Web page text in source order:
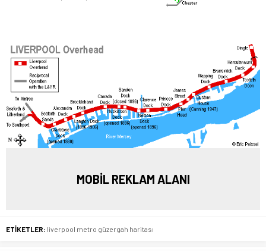
MOBİL REKLAM ALANI
ETİKETLER: liverpool metro güzergah haritası